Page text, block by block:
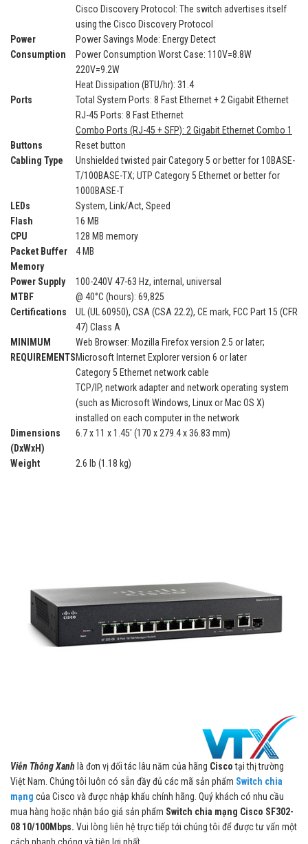
Cisco Discovery Protocol: The switch advertises itself
using the Cisco Discovery Protocol
Power
Consumption
Power Savings Mode: Energy Detect
Power Consumption Worst Case: 110V=8.8W
220V=9.2W
Heat Dissipation (BTU/hr): 31.4
Ports
Total System Ports: 8 Fast Ethernet + 2 Gigabit Ethernet
RJ-45 Ports: 8 Fast Ethernet
Combo Ports (RJ-45 + SFP): 2 Gigabit Ethernet Combo 1
Buttons
Reset button
Cabling Type
Unshielded twisted pair Category 5 or better for 10BASE-
T/100BASE-TX; UTP Category 5 Ethernet or better for
1000BASE-T
LEDs
System, Link/Act, Speed
Flash
16 MB
CPU
128 MB memory
Packet Buffer
Memory
4 MB
Power Supply
100-240V 47-63 Hz, internal, universal
MTBF
@ 40°C (hours): 69,825
Certifications
UL (UL 60950), CSA (CSA 22.2), CE mark, FCC Part 15 (CFR
47) Class A
MINIMUM
REQUIREMENTS
Web Browser: Mozilla Firefox version 2.5 or later;
Microsoft Internet Explorer version 6 or later
Category 5 Ethernet network cable
TCP/IP, network adapter and network operating system
(such as Microsoft Windows, Linux or Mac OS X)
installed on each computer in the network
Dimensions
(DxWxH)
6.7 x 11 x 1.45′ (170 x 279.4 x 36.83 mm)
Weight 2.6 lb (1.18 kg)
Viễn Thông Xanh là đơn vị đối tác lâu năm của hãng Ciscotại thị trường
Việt Nam. Chúng tôi luôn có sẵn đầy đủ các mã sản phẩm Switch chia
mạng của Cisco và được nhập khẩu chính hãng. Quý khách có nhu cầu
mua hàng hoặc nhận báo giá sản phẩm Switch chia mạng Cisco SF302-
08 10/100Mbps. Vui lòng liên hệ trực tiếp tới chúng tôi để được tư vấn một